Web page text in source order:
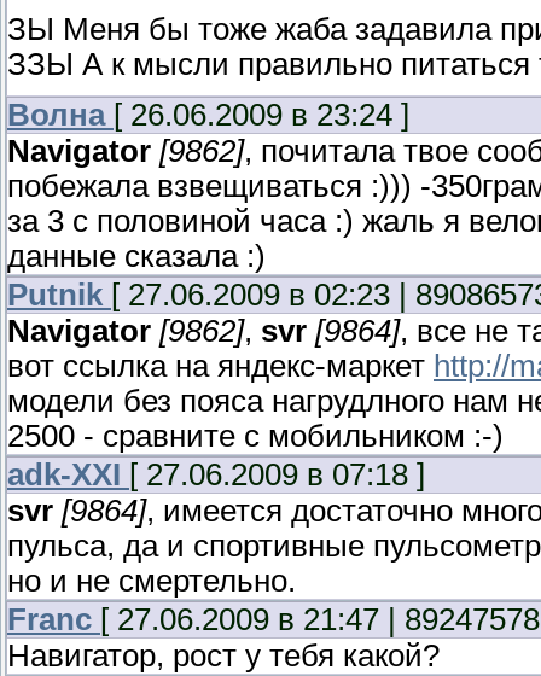
ЗЫ Меня бы тоже жаба задавила
ЗЗЫ А к мысли правильно
Волна [ 26.06.2009 в 23:24 ]
Navigator [9862], почитала твое
побежала взвещиваться :))) -
за 3 с половиной часа :) жаль я
данные сказала :)
Putnik [ 27.06.2009 в 02:23 |
Navigator [9862], svr [9864], все не
вот ссылка на яндекс-маркет http://
модели без пояса нагрудлного нам
2500 - сравните с мобильником :-)
adk-XXI [ 27.06.2009 в 07:18 ]
svr [9864], имеется достаточно
пульса, да и спортивные
но и не смертельно.
Franc [ 27.06.2009 в 21:47 |
Навигатор, рост у тебя какой?